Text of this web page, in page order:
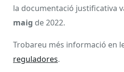
la documentació justificativa
maig de 2022.
Trobareu més informació en
reguladores.